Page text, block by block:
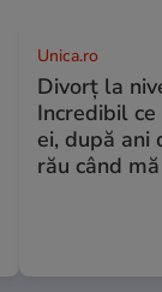
Unica.ro
Divorț la
Incredibil
ei, după ani
rău când